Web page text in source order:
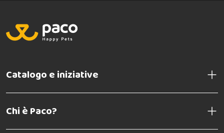
Catalogo e iniziative
Chi è Paco?